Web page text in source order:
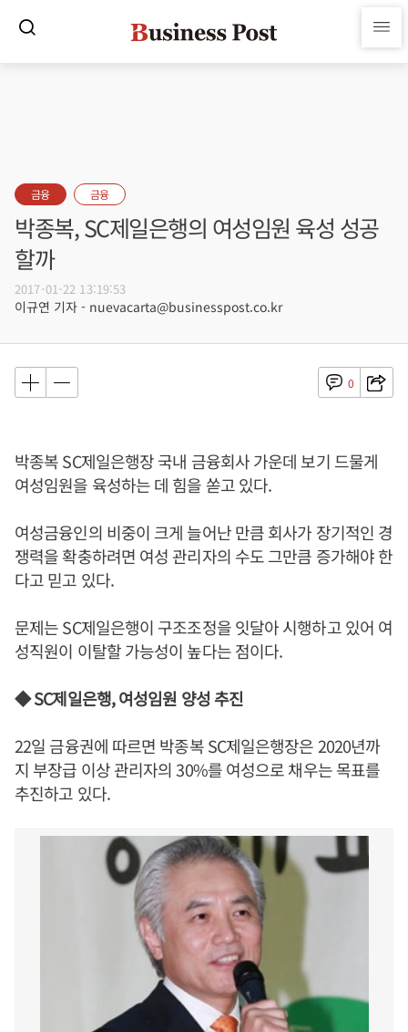
금융 금융
박종복, SC제일은행의 여성임원 육성 성공
할까
2017-01-22 13:19:53
이규연 기자 - nuevacarta@businesspost.co.kr
0
박종복 SC제일은행장 국내 금융회사 가운데 보기 드물게
여성임원을 육성하는 데 힘을 쏟고 있다.
여성금융인의 비중이 크게 늘어난 만큼 회사가 장기적인 경
쟁력을 확충하려면 여성 관리자의 수도 그만큼 증가해야 한
다고 믿고 있다.
문제는 SC제일은행이 구조조정을 잇달아 시행하고 있어 여
성직원이 이탈할 가능성이 높다는 점이다.
◆ SC제일은행, 여성임원 양성 추진
22일 금융권에 따르면 박종복 SC제일은행장은 2020년까
지 부장급 이상 관리자의 30%를 여성으로 채우는 목표를
추진하고 있다.